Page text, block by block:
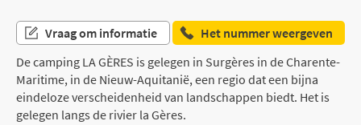
Vraag om informatie
Het nummer weergeven
De camping LA GÈRES is gelegen in Surgères in de Charente-
Maritime, in de Nieuw-Aquitanië, een regio dat een bijna
eindeloze verscheidenheid van landschappen biedt. Het is
gelegen langs de rivier la Gères.